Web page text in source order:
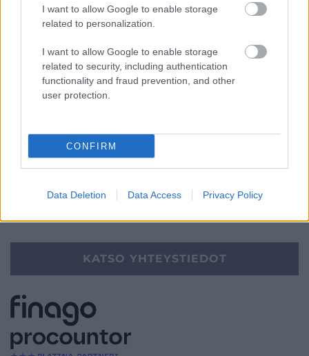
I want to allow Google to enable storage
related to personalization.
I want to allow Google to enable storage
related to security, including authentication
functionality and fraud prevention, and other
user protection.
CONFIRM
Data Deletion Data Access Privacy Policy
Palkkahallinnon palvelut
Talouskonsultointi (esim. tunnuslukujen
tulkitseminen, budjetointi ja ennusteet)
Talouspäällikköpalvelut
Yrityksen elinkaarenhallinta (esim. yrityksen
perustamispalvelut)
KATSO YHTEYSTIEDOT